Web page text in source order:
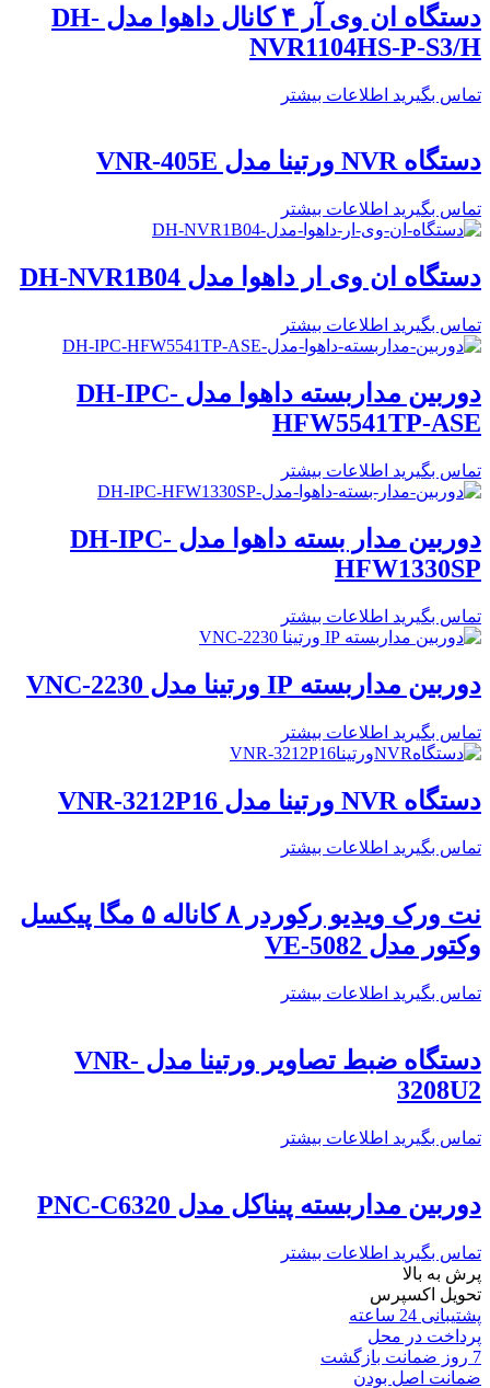
دستگاه ان وی آر ۴ کانال داهوا مدل DH-
NVR1104HS-P-S3/H
تماس بگیرید اطلاعات بیشتر
دستگاه NVR ورتینا مدل VNR-405E
تماس بگیرید اطلاعات بیشتر
دستگاه ان وی ار داهوا مدل DH-NVR1B04
تماس بگیرید اطلاعات بیشتر
دوربین مداربسته داهوا مدل DH-IPC-
HFW5541TP-ASE
تماس بگیرید اطلاعات بیشتر
دوربین مدار بسته داهوا مدل DH-IPC-
HFW1330SP
تماس بگیرید اطلاعات بیشتر
دوربین مداربسته IP ورتینا مدل VNC-2230
تماس بگیرید اطلاعات بیشتر
دستگاه NVR ورتینا مدل VNR-3212P16
تماس بگیرید اطلاعات بیشتر
نت ورک ویدیو رکوردر ۸ کاناله ۵ مگا پیکسل
وکتور مدل VE-5082
تماس بگیرید اطلاعات بیشتر
دستگاه ضبط تصاویر ورتینا مدل VNR-
3208U2
تماس بگیرید اطلاعات بیشتر
دوربین مداربسته پیناکل مدل PNC-C6320
تماس بگیرید اطلاعات بیشتر
پرش به بالا
تحویل اکسپرس
پشتیبانی 24 ساعته
پرداخت در محل
7 روز ضمانت بازگشت
ضمانت اصل بودن